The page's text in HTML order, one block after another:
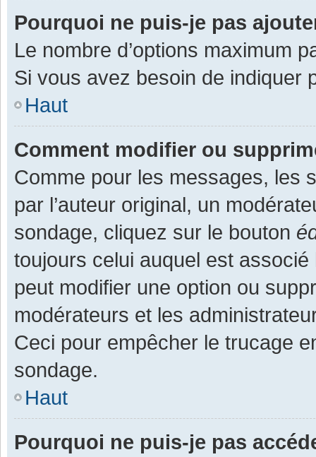
Pourquoi ne puis-je pas
Le nombre d’options maximum
Si vous avez besoin de indiquer
Haut
Comment modifier ou
Comme pour les messages, les
par l’auteur original, un
sondage, cliquez sur le bouton
toujours celui auquel est associé
peut modifier une option ou
modérateurs et les
Ceci pour empêcher le trucage
sondage.
Haut
Pourquoi ne puis-je pas